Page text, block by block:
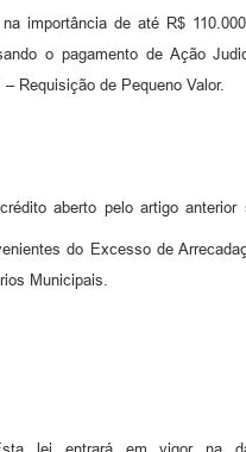
importância de até R$
o pagamento de Ação
– Requisição de Pequeno Valor.
aberto pelo artigo anterior
do Excesso de
Municipais.